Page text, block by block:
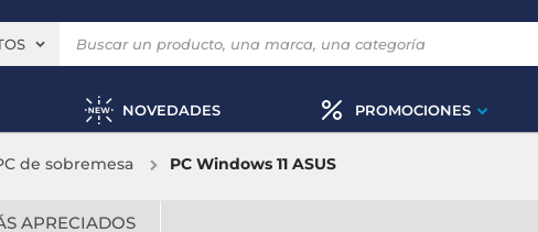
NOVEDADES PROMOCIONES
de sobremesa PC Windows 11 ASUS
APRECIADOS